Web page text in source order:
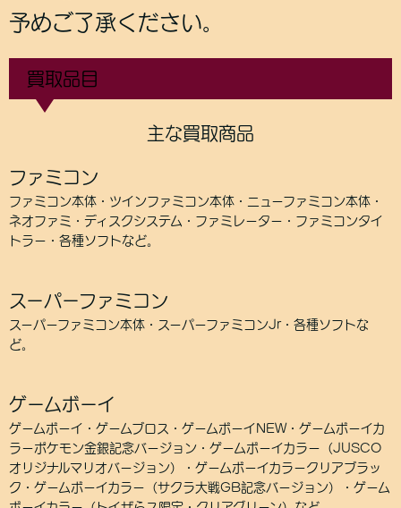
予めご了承ください。
買取品目
主な買取商品
ファミコン
ファミコン本体・ツインファミコン本体・ニューファミコン本体・
ネオファミ・ディスクシステム・ファミレーター・ファミコンタイ
トラー・各種ソフトなど。
スーパーファミコン
スーパーファミコン本体・スーパーファミコンJr・各種ソフトな
ど。
ゲームボーイ
ゲームボーイ・ゲームブロス・ゲームボーイNEW・ゲームボーイカ
ラーポケモン金銀記念バージョン・ゲームボーイカラー（JUSCO
オリジナルマリオバージョン）・ゲームボーイカラークリアブラッ
ク・ゲームボーイカラー（サクラ大戦GB記念バージョン）・ゲーム